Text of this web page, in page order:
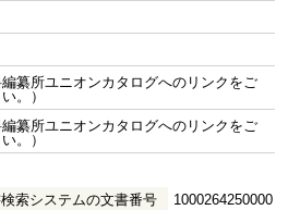
編纂所ユニオンカタログへのリンクをご
。）
編纂所ユニオンカタログへのリンクをご
。）
索システムの文書番号 1000264250000